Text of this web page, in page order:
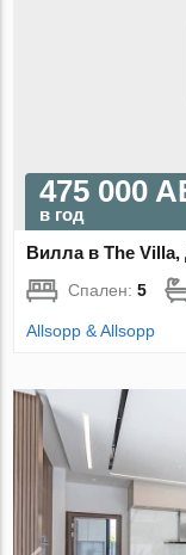
475 000
в год
Вилла в The Villa,
Спален:5
Allsopp & Allsopp